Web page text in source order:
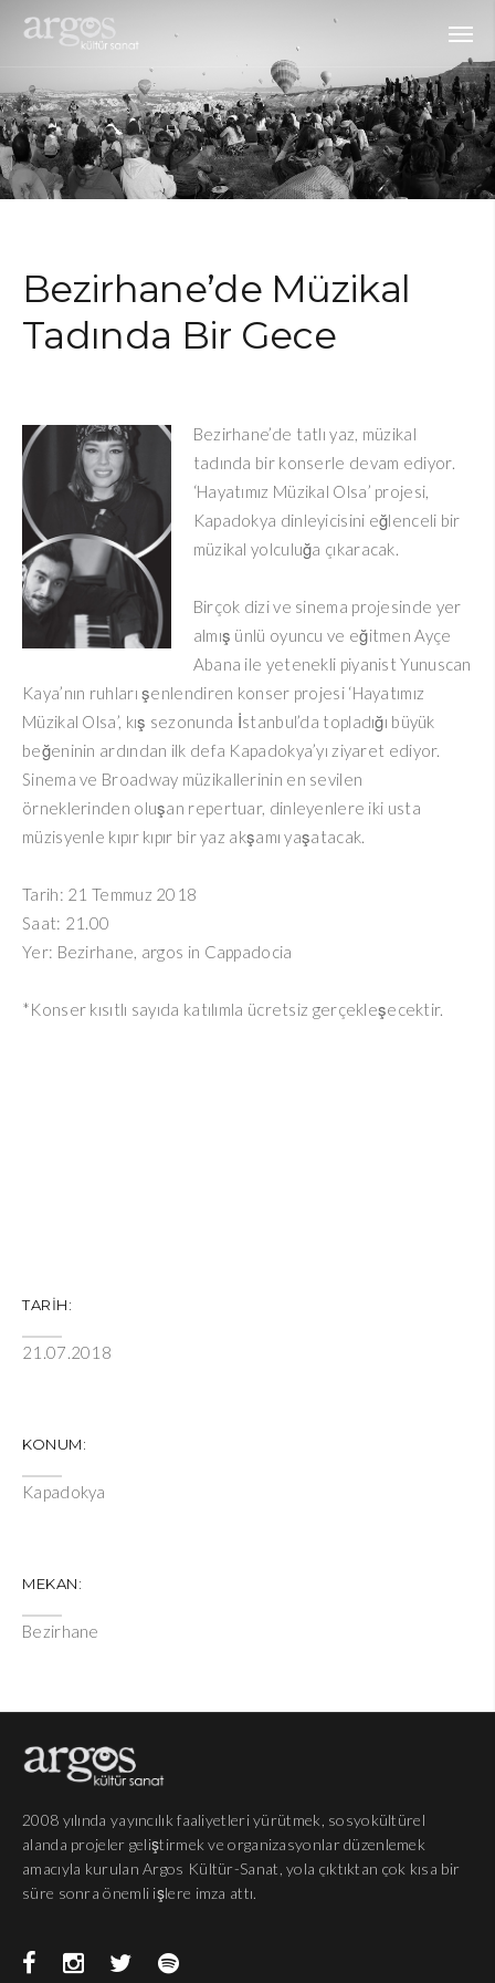
Bezirhane’de Müzikal
Tadında Bir Gece
Bezirhane’de tatlı yaz, müzikal
tadında bir konserle devam ediyor.
‘Hayatımız Müzikal Olsa’ projesi,
Kapadokya dinleyicisini eğlenceli bir
müzikal yolculuğa çıkaracak.
Birçok dizi ve sinema projesinde yer
almış ünlü oyuncu ve eğitmen Ayçe
Abana ile yetenekli piyanist Yunuscan
Kaya’nın ruhları şenlendiren konser projesi ‘Hayatımız
Müzikal Olsa’, kış sezonunda İstanbul’da topladığı büyük
beğeninin ardından ilk defa Kapadokya’yı ziyaret ediyor.
Sinema ve Broadway müzikallerinin en sevilen
örneklerinden oluşan repertuar, dinleyenlere iki usta
müzisyenle kıpır kıpır bir yaz akşamı yaşatacak.
Tarih: 21 Temmuz 2018
Saat: 21.00
Yer: Bezirhane, argos in Cappadocia
*Konser kısıtlı sayıda katılımla ücretsiz gerçekleşecektir.
TARIH:
21.07.2018
KONUM:
Kapadokya
MEKAN:
Bezirhane
2008 yılında yayıncılık faaliyetleri yürütmek, sosyokültürel
alanda projeler geliştirmek ve organizasyonlar düzenlemek
amacıyla kurulan Argos Kültür-Sanat, yola çıktıktan çok kısa bir
süre sonra önemli işlere imza attı.